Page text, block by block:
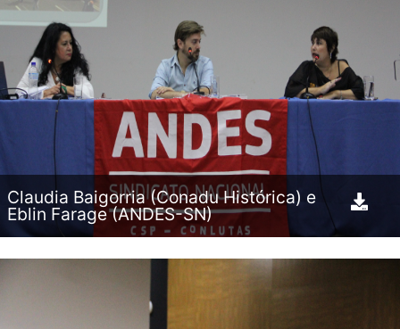
Claudia Baigorria (Conadu Histórica) e
Eblin Farage (ANDES-SN)